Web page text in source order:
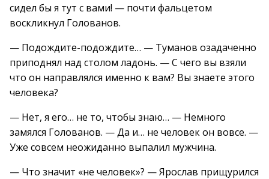
сидел бы я тут с вами! — почти фальцетом
воскликнул Голованов.
— Подождите-подождите… — Туманов озадаченно
приподнял над столом ладонь. — С чего вы взяли
что он направлялся именно к вам? Вы знаете этого
человека?
— Нет, я его… не то, чтобы знаю… — Немного
замялся Голованов. — Да и… не человек он вовсе. —
Уже совсем неожиданно выпалил мужчина.
— Что значит «не человек»? — Ярослав прищурился